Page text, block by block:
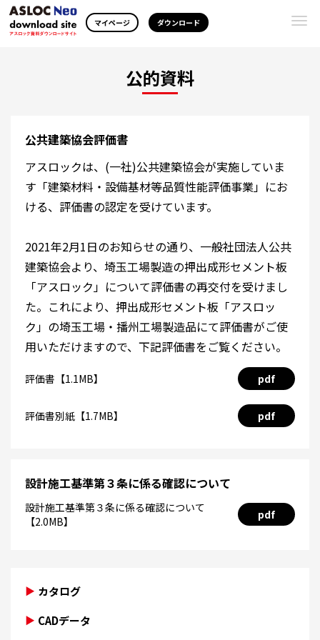
マイページ ダウンロード
公的資料
公共建築協会評価書
アスロックは、(一社)公共建築協会が実施していま
す「建築材料・設備基材等品質性能評価事業」にお
ける、評価書の認定を受けています。
2021年2月1日のお知らせの通り、一般社団法人公共
建築協会より、埼玉工場製造の押出成形セメント板
「アスロック」について評価書の再交付を受けまし
た。これにより、押出成形セメント板「アスロッ
ク」の埼玉工場・播州工場製造品にて評価書がご使
用いただけますので、下記評価書をご覧ください。
評価書【1.1MB】 pdf
評価書別紙【1.7MB】 pdf
設計施工基準第３条に係る確認について
設計施工基準第３条に係る確認について
【2.0MB】
pdf
カタログ
CADデータ